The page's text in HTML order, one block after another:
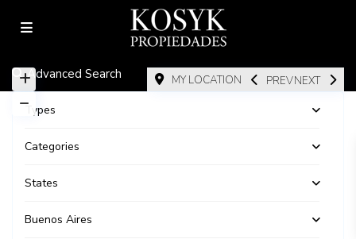
MY LOCATION PREVNEXT
Advanced Search
Types
Categories
States
Buenos Aires